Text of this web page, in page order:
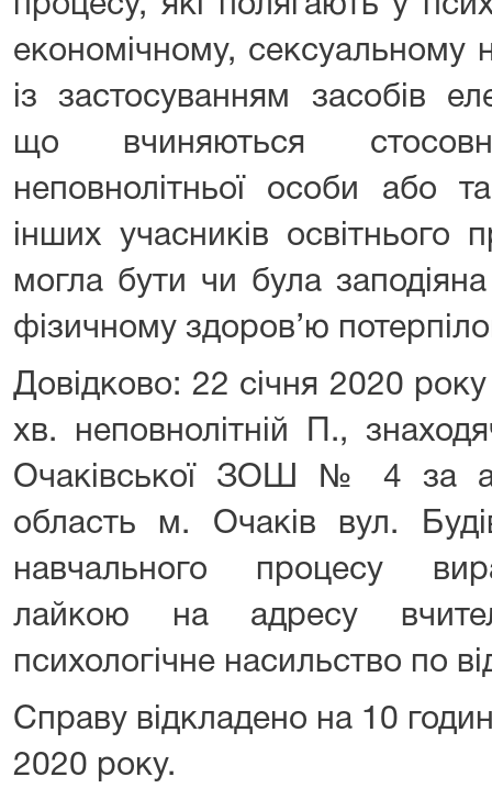
процесу, які полягають у
економічному, сексуальному
із застосуванням засобів
що вчиняються
неповнолітньої особи або
інших учасників освітнього
могла бути чи була
фізичному здоров’ю
Довідково: 22 січня 2020
хв. неповнолітній П.,
Очаківської ЗОШ № 4 за
область м. Очаків вул.
навчального процесу
лайкою на адресу
психологічне насильство по
Справу відкладено на 10
2020 року.